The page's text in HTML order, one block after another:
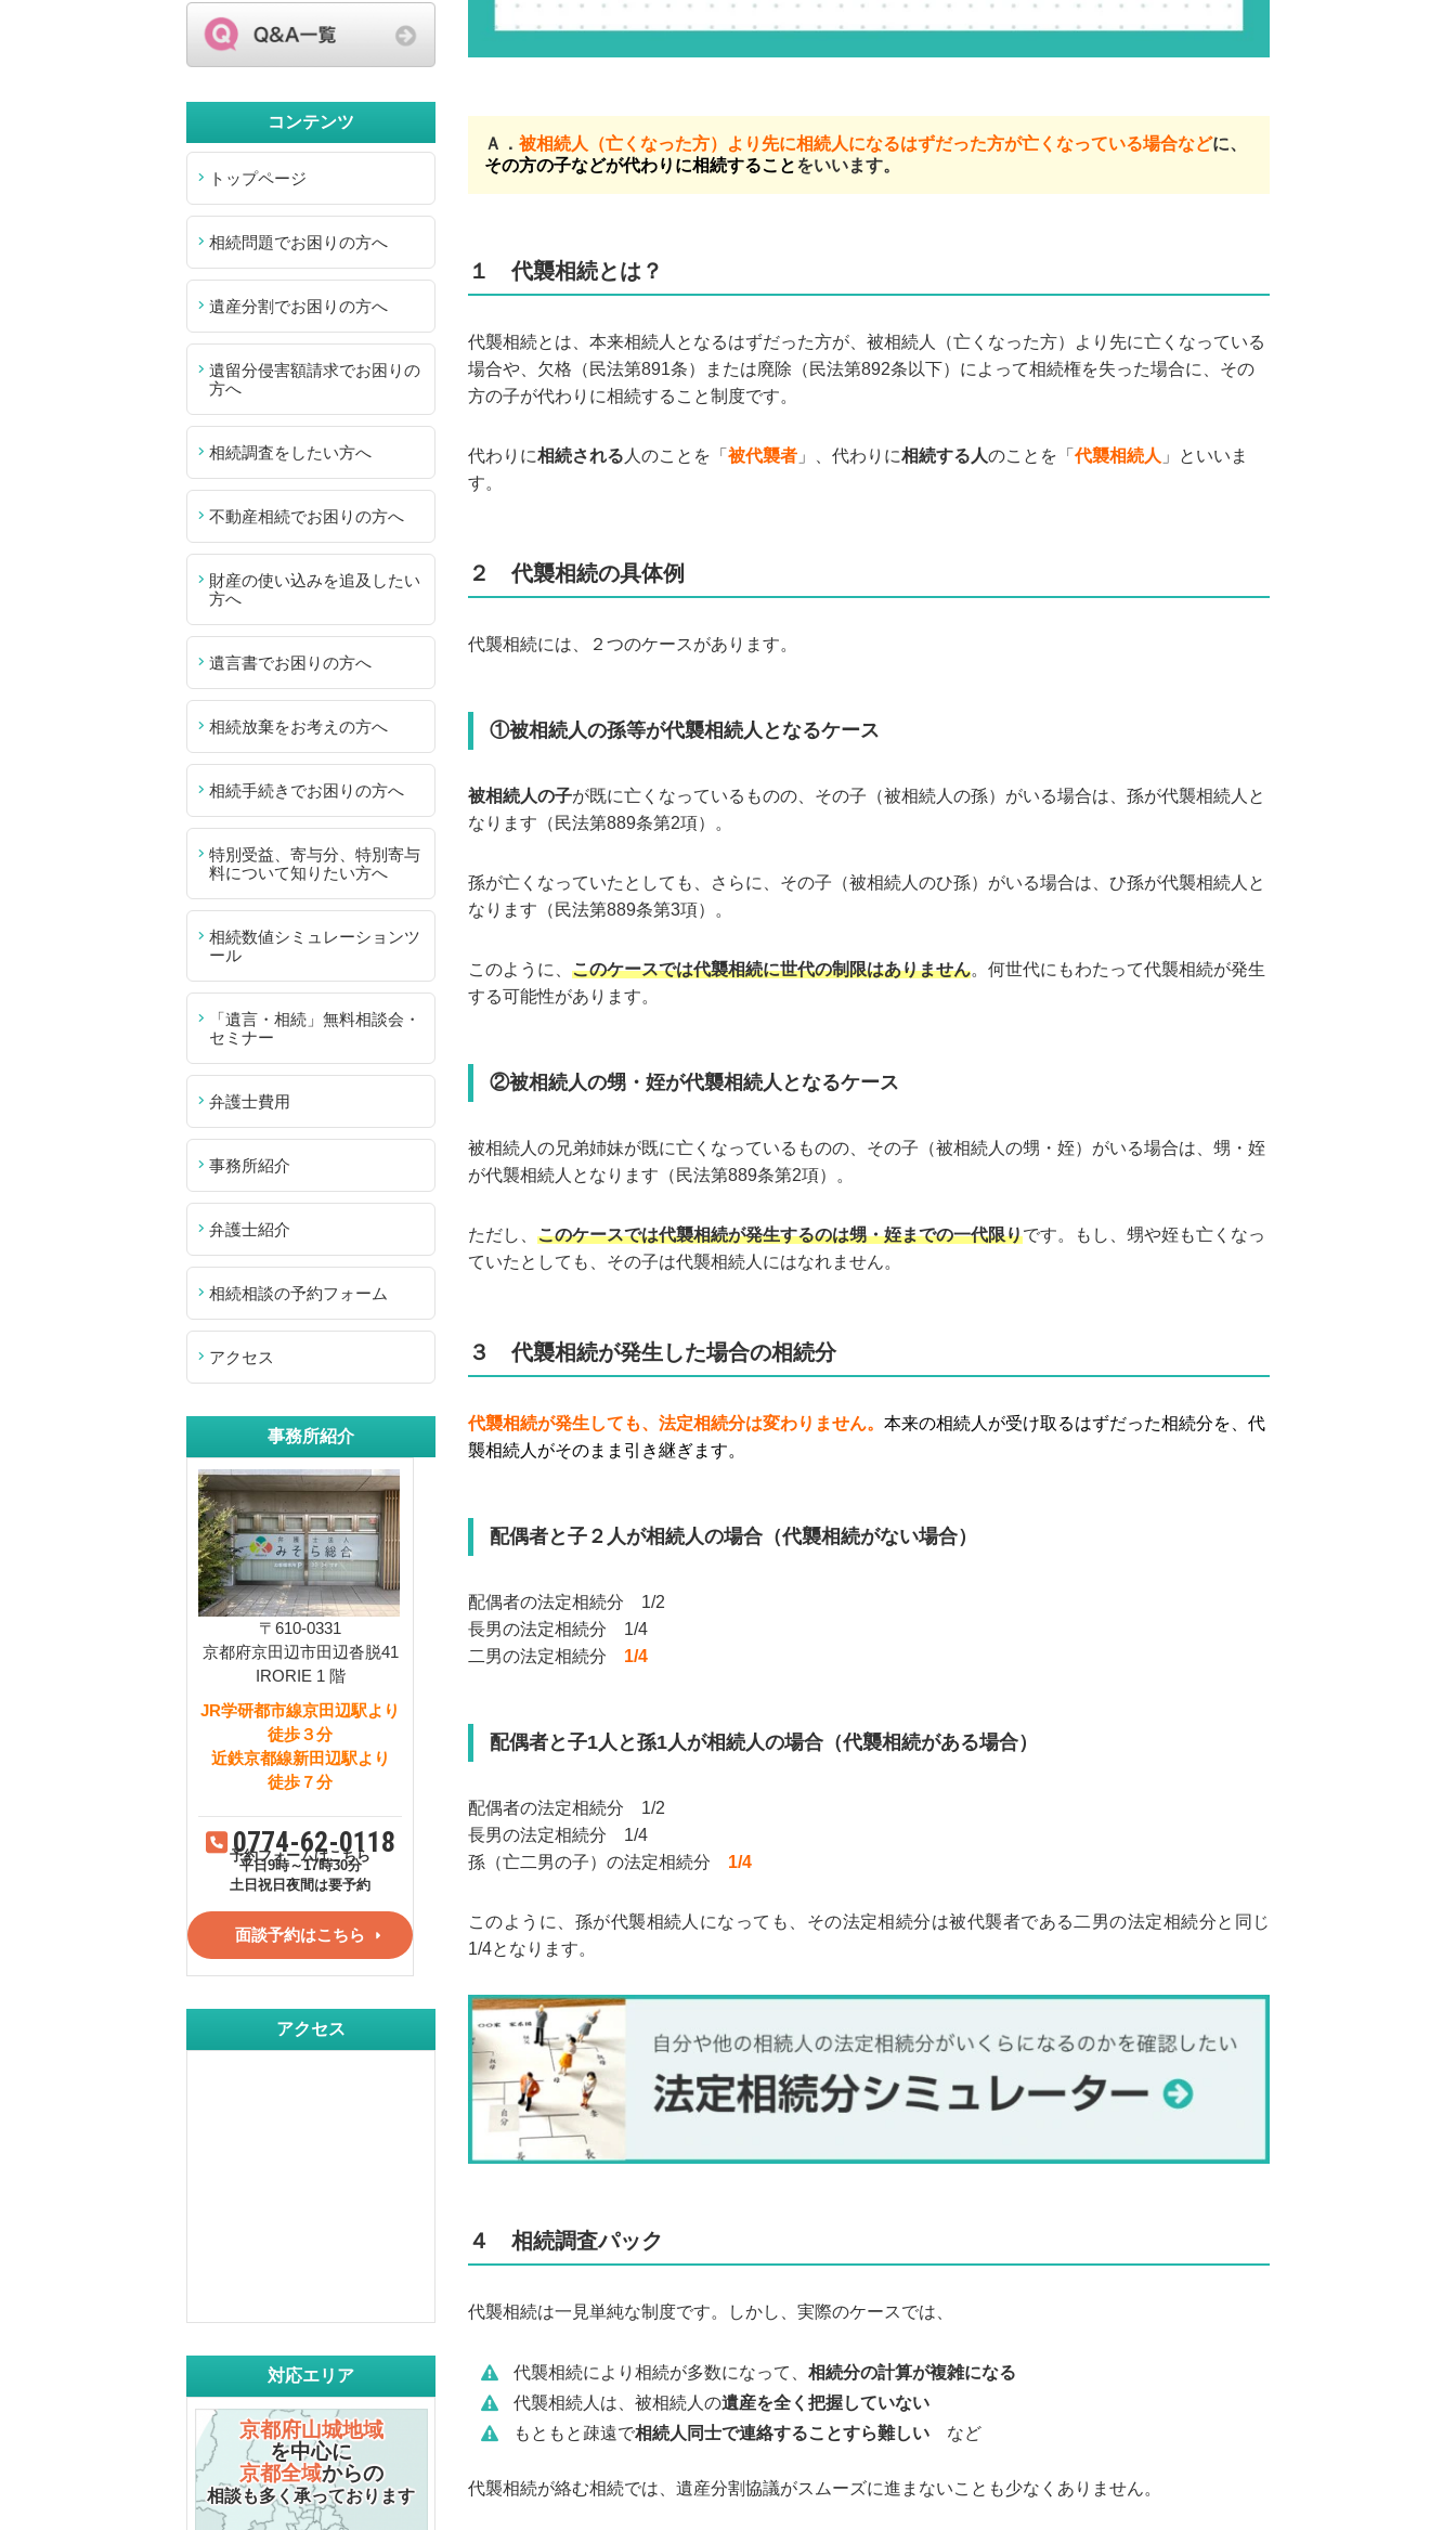
Ａ． 被相続人（亡くなった方）より先に相続人になるはずだった方が亡くなっている場合などに、
その方の子などが代わりに相続することをいいます。
１ 代襲相続とは？
代襲相続とは、本来相続人となるはずだった方が、被相続人（亡くなった方）より先に亡くなっている
場合や、欠格（民法第891条）または廃除（民法第892条以下）によって相続権を失った場合に、その
方の子が代わりに相続すること制度です。
代わりに相続される 人のことを「 被代襲者 」、代わりに相続する人のことを「代襲相続人 」といいま
す。
２ 代襲相続の具体例
代襲相続には、２つのケースがあります。
①被相続人の孫等が代襲相続人となるケース
被相続人の子が既に亡くなっているものの、その子（被相続人の孫）がいる場合は、孫が代襲相続人と
なります（民法第889条第2項）。
孫が亡くなっていたとしても、さらに、その子（被相続人のひ孫）がいる場合は、ひ孫が代襲相続人と
なります（民法第889条第3項）。
このように、 このケースでは代襲相続に世代の制限はありません。何世代にもわたって代襲相続が発生
する可能性があります。
②被相続人の甥・姪が代襲相続人となるケース
被相続人の兄弟姉妹が既に亡くなっているものの、その子（被相続人の甥・姪）がいる場合は、甥・姪
が代襲相続人となります（民法第889条第2項）。
ただし、 このケースでは代襲相続が発生するのは甥・姪までの一代限りです。もし、甥や姪も亡くなっ
ていたとしても、その子は代襲相続人にはなれません。
３ 代襲相続が発生した場合の相続分
代襲相続が発生しても、法定相続分は変わりません。 本来の相続人が受け取るはずだった相続分を、代
襲相続人がそのまま引き継ぎます。
配偶者と子２人が相続人の場合（代襲相続がない場合）
配偶者の法定相続分 1/2
長男の法定相続分 1/4
二男の法定相続分 1/4
配偶者と子1人と孫1人が相続人の場合（代襲相続がある場合）
配偶者の法定相続分 1/2
長男の法定相続分 1/4
孫（亡二男の子）の法定相続分 1/4
このように、孫が代襲相続人になっても、その法定相続分は被代襲者である二男の法定相続分と同じ
1/4となります。
４ 相続調査パック
代襲相続は一見単純な制度です。しかし、実際のケースでは、
代襲相続により相続が多数になって、 相続分の計算が複雑になる
代襲相続人は、被相続人の遺産を全く把握していない
もともと疎遠で相続人同士で連絡することすら難しい など
代襲相続が絡む相続では、遺産分割協議がスムーズに進まないことも少なくありません。
コンテンツ
トップページ
相続問題でお困りの方へ
遺産分割でお困りの方へ
遺留分侵害額請求でお困りの
方へ
相続調査をしたい方へ
不動産相続でお困りの方へ
財産の使い込みを追及したい
方へ
遺言書でお困りの方へ
相続放棄をお考えの方へ
相続手続きでお困りの方へ
特別受益、寄与分、特別寄与
料について知りたい方へ
相続数値シミュレーションツ
ール
「遺言・相続」無料相談会・
セミナー
弁護士費用
事務所紹介
弁護士紹介
相続相談の予約フォーム
アクセス
事務所紹介
〒610-0331
京都府京田辺市田辺沓脱41
IRORIE 1 階
JR学研都市線京田辺駅より
徒歩３分
近鉄京都線新田辺駅より
徒歩７分
0774-62-0118
予約フォームはこちら
平日9時～17時30分
土日祝日夜間は要予約
面談予約はこちら
アクセス
対応エリア
京都府山城地域
を中心に
京都全域からの
相談も多く承っております